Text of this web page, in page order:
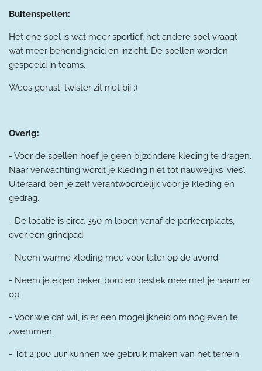
Buitenspellen:
Het ene spel is wat meer sportief, het andere spel vraagt
wat meer behendigheid en inzicht. De spellen worden
gespeeld in teams.
Wees gerust: twister zit niet bij :)
Overig:
- Voor de spellen hoef je geen bijzondere kleding te dragen.
Naar verwachting wordt je kleding niet tot nauwelijks 'vies'.
Uiteraard ben je zelf verantwoordelijk voor je kleding en
gedrag.
- De locatie is circa 350 m lopen vanaf de parkeerplaats,
over een grindpad.
- Neem warme kleding mee voor later op de avond.
- Neem je eigen beker, bord en bestek mee met je naam er
op.
- Voor wie dat wil, is er een mogelijkheid om nog even te
zwemmen.
- Tot 23:00 uur kunnen we gebruik maken van het terrein.